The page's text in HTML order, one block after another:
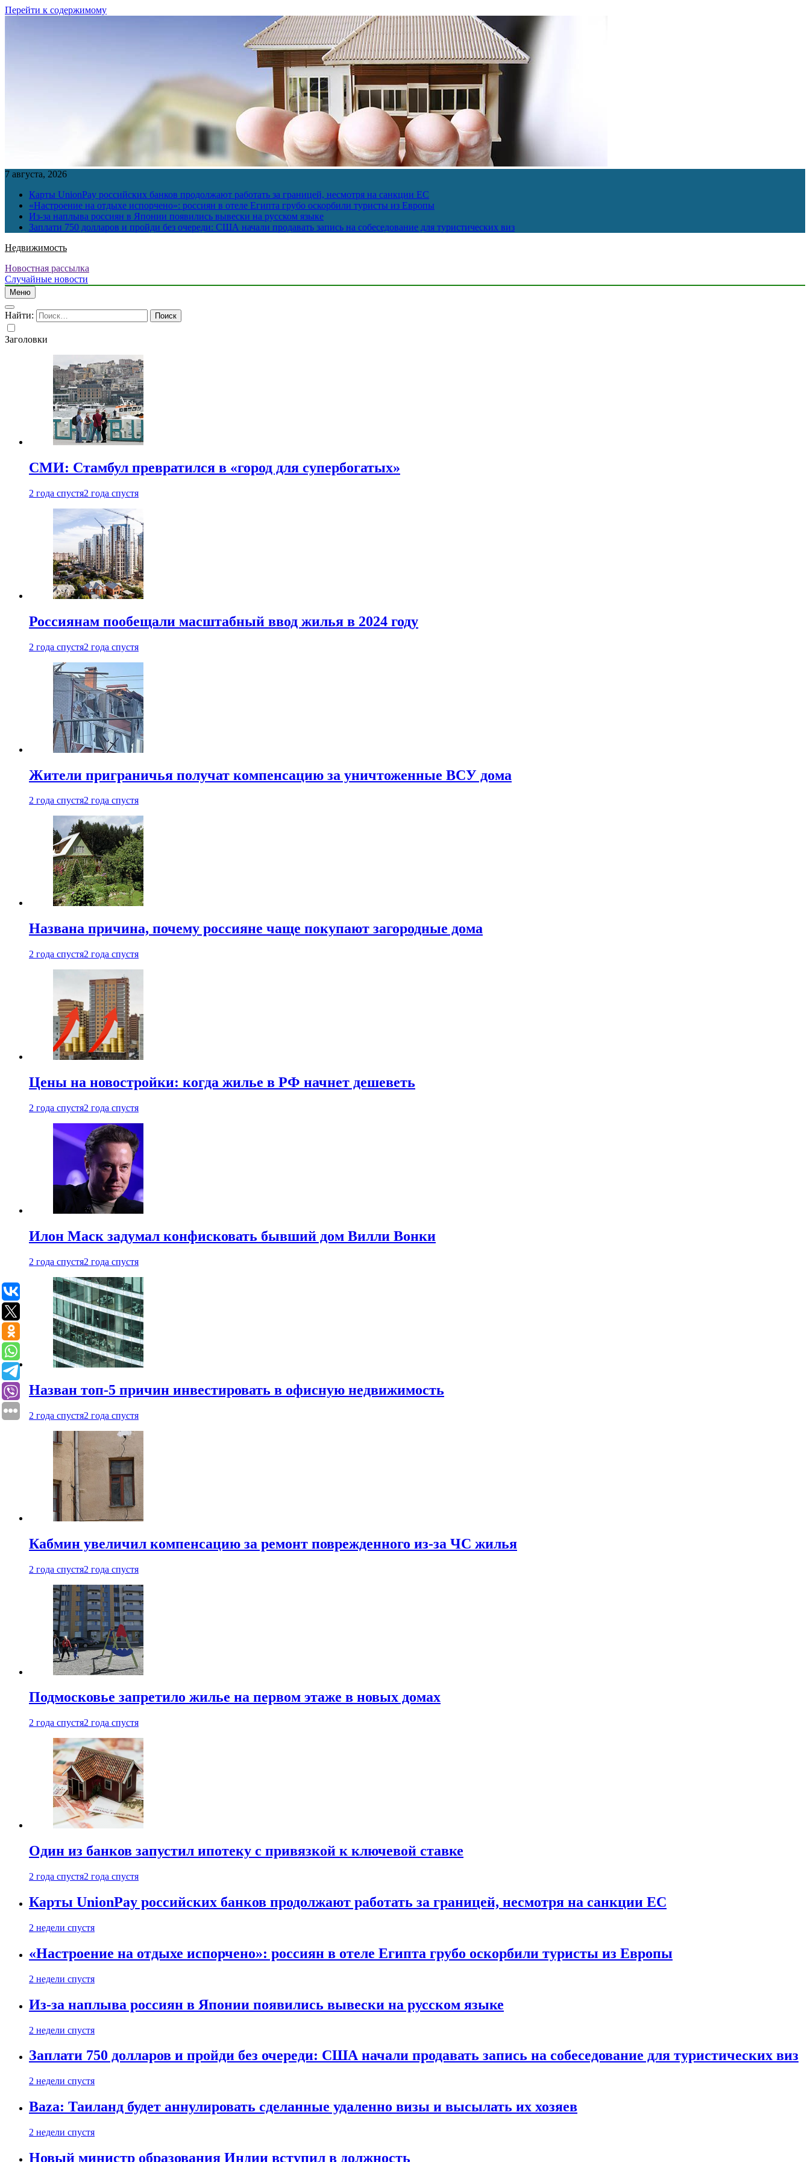
Перейти к содержимому
7 августа, 2026
Карты UnionPay российских банков продолжают работать за границей, несмотря на санкции ЕС
«Настроение на отдыхе испорчено»: россиян в отеле Египта грубо оскорбили туристы из Европы
Из-за наплыва россиян в Японии появились вывески на русском языке
Заплати 750 долларов и пройди без очереди: США начали продавать запись на собеседование для туристических виз
Недвижимость
Новостная рассылка
Случайные новости
Меню
Найти:
Заголовки
СМИ: Стамбул превратился в «город для супербогатых»
2 года спустя2 года спустя
Россиянам пообещали масштабный ввод жилья в 2024 году
2 года спустя2 года спустя
Жители приграничья получат компенсацию за уничтоженные ВСУ дома
2 года спустя2 года спустя
Названа причина, почему россияне чаще покупают загородные дома
2 года спустя2 года спустя
Цены на новостройки: когда жилье в РФ начнет дешеветь
2 года спустя2 года спустя
Илон Маск задумал конфисковать бывший дом Вилли Вонки
2 года спустя2 года спустя
Назван топ-5 причин инвестировать в офисную недвижимость
2 года спустя2 года спустя
Кабмин увеличил компенсацию за ремонт поврежденного из-за ЧС жилья
2 года спустя2 года спустя
Подмосковье запретило жилье на первом этаже в новых домах
2 года спустя2 года спустя
Один из банков запустил ипотеку с привязкой к ключевой ставке
2 года спустя2 года спустя
Карты UnionPay российских банков продолжают работать за границей, несмотря на санкции ЕС
2 недели спустя
«Настроение на отдыхе испорчено»: россиян в отеле Египта грубо оскорбили туристы из Европы
2 недели спустя
Из-за наплыва россиян в Японии появились вывески на русском языке
2 недели спустя
Заплати 750 долларов и пройди без очереди: США начали продавать запись на собеседование для туристических виз
2 недели спустя
Baza: Таиланд будет аннулировать сделанные удаленно визы и высылать их хозяев
2 недели спустя
Новый министр образования Индии вступил в должность